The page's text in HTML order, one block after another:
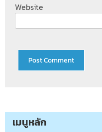
Website
เมนูหลัก